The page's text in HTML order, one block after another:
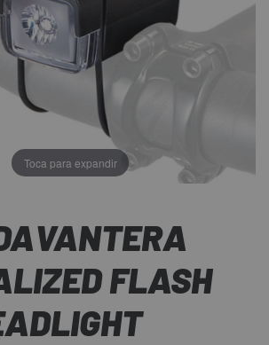
Toca para expandir
FLASH